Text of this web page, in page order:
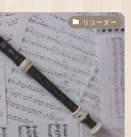
リコーダー